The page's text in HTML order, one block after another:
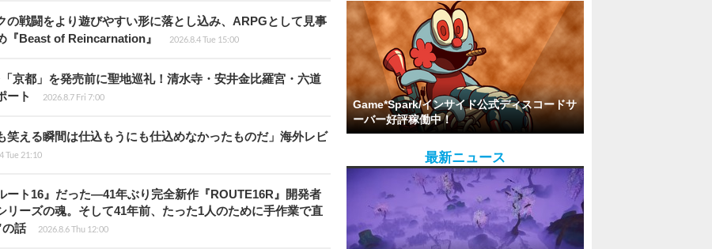
の戦闘をより遊びやすい形に落とし込み、ARPGとして見事
『Beast of Reincarnation』
2026.8.4 Tue 15:00
京都」を発売前に聖地巡礼！清水寺・安井金比羅宮・六道
ート
2026.8.7 Fri 7:00
笑える瞬間は仕込もうにも仕込めなかったものだ」海外レビ
Tue 21:10
ート16』だった―41年ぶり完全新作『ROUTE16R』開発者
リーズの魂。そして41年前、たった1人のために手作業で直
の話
2026.8.6 Thu 12:00
Game*Spark/インサイド公式ディスコードサ
ーバー好評稼働中！
最新ニュース